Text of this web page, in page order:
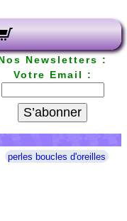
Newsletters :
Votre Email :
S’abonner
perles boucles d'oreilles